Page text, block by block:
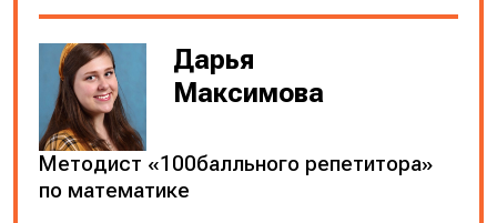
Дарья
Максимова
Методист «100балльного репетитора»
по математике